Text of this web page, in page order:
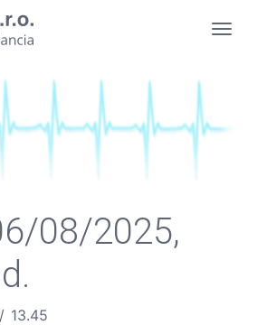
08/2025,
/ 13.45